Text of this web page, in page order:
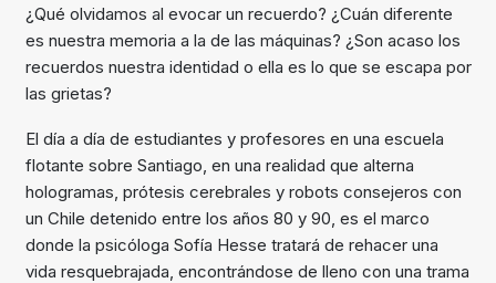
¿Qué olvidamos al evocar un recuerdo? ¿Cuán diferente
es nuestra memoria a la de las máquinas? ¿Son acaso los
recuerdos nuestra identidad o ella es lo que se escapa por
las grietas?
El día a día de estudiantes y profesores en una escuela
flotante sobre Santiago, en una realidad que alterna
hologramas, prótesis cerebrales y robots consejeros con
un Chile detenido entre los años 80 y 90, es el marco
donde la psicóloga Sofía Hesse tratará de rehacer una
vida resquebrajada, encontrándose de lleno con una trama